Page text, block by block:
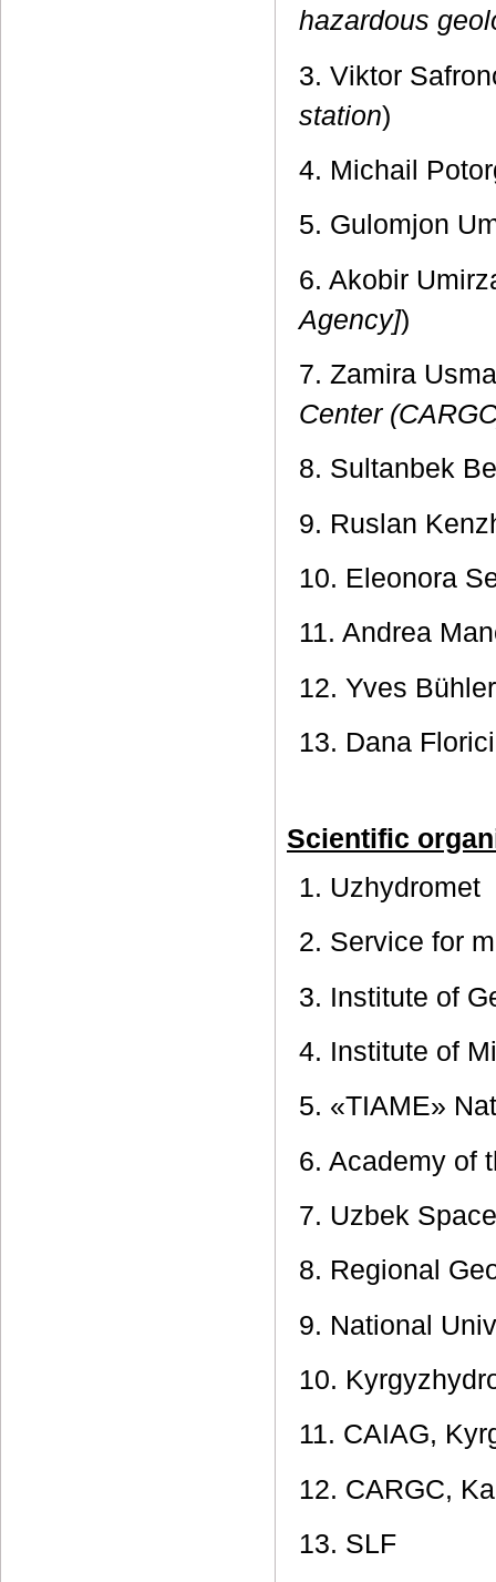
hazardous
3. Viktor
station)
4. Michail
5. Gulomjon
6. Akobir
Agency])
7. Zamira
Center
8. Sultanbek
9. Ruslan
10. Eleonora
11. Andrea
12. Yves
13. Dana
Scientific
1. Uzhydromet
2. Service for
3. Institute of
4. Institute of
5. «TIAME»
6. Academy of
7. Uzbek
8. Regional
9. National
10.
11. CAIAG,
12. CARGC,
13. SLF